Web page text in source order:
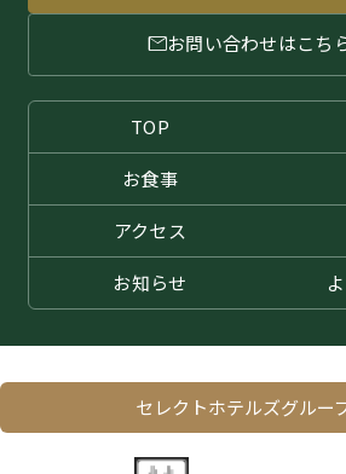
お問い合わせはこち
TOP
お食事
アクセス
お知らせ
セレクトホテルズグルー